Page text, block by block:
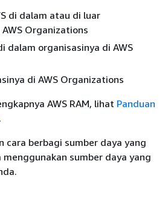
di dalam atau di luar
Organizations
dalam organisasinya di AWS
di AWS Organizations
AWS RAM, lihat Panduan
.
cara berbagi sumber daya yang
sumber daya yang